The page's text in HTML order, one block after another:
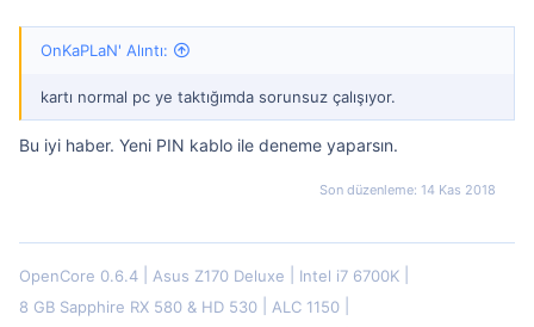
OnKaPLaN' Alıntı:
kartı normal pc ye taktığımda sorunsuz çalışıyor.
Bu iyi haber. Yeni PIN kablo ile deneme yaparsın.
Son düzenleme: 14 Kas 2018
OpenCore 0.6.4 Asus Z170 Deluxe
Intel i7 6700K
8 GB Sapphire RX 580 & HD 530
ALC 1150